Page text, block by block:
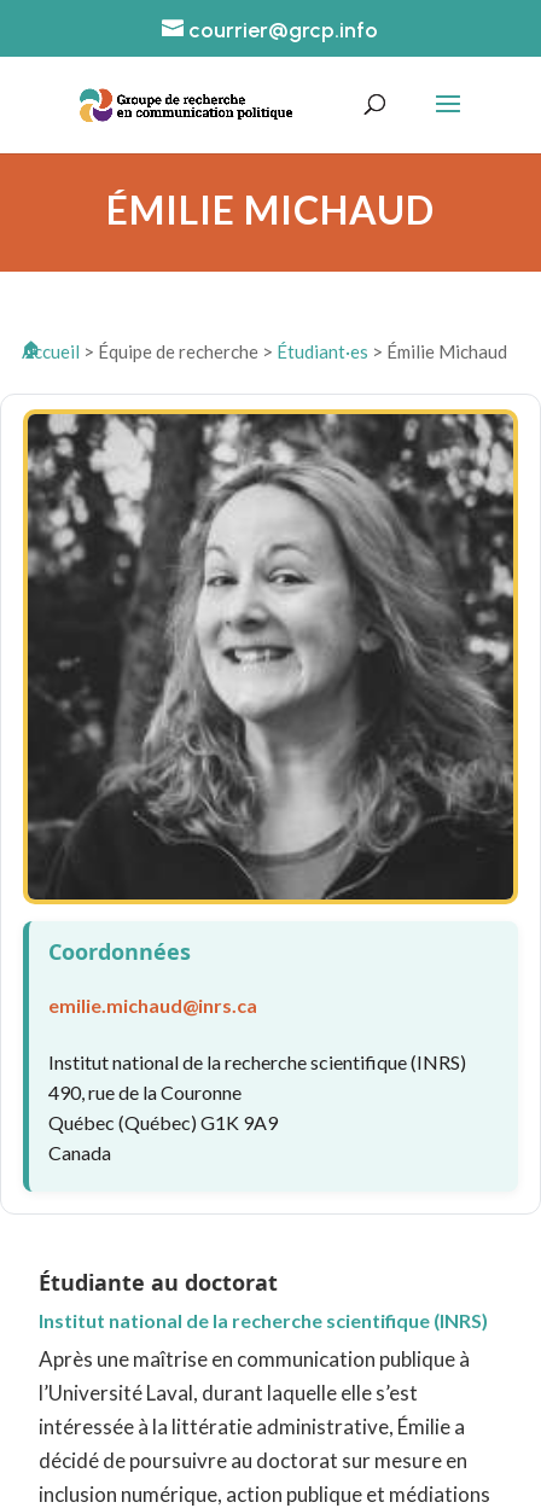
courrier@grcp.info
ÉMILIE MICHAUD
Accueil > Équipe de recherche > Étudiant·es > Émilie Michaud
Coordonnées
emilie.michaud@inrs.ca
Institut national de la recherche scientifique (INRS)
490, rue de la Couronne
Québec (Québec) G1K 9A9
Canada
Étudiante au doctorat
Institut national de la recherche scientifique (INRS)
Après une maîtrise en communication publique à
l’Université Laval, durant laquelle elle s’est
intéressée à la littératie administrative, Émilie a
décidé de poursuivre au doctorat sur mesure en
inclusion numérique, action publique et médiations